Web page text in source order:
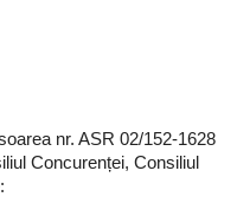
nr. ASR 02/152-1628
Concurenței, Consiliul